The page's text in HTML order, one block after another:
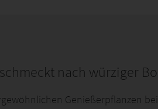
nach würziger
Genießerpflanzen